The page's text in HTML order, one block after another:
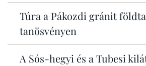
Túra a Pákozdi gránit
tanösvényen
A Sós-hegyi és a Tubesi